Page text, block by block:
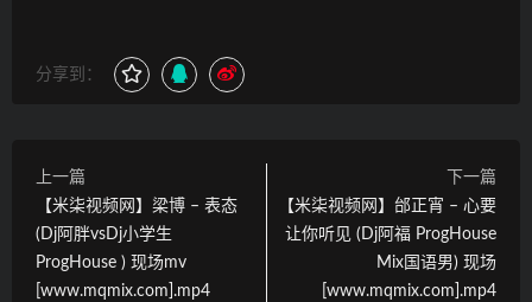
分享到：
上一篇
【米柒视频网】梁博 – 表态
(Dj阿胖vsDj小学生
ProgHouse ) 现场mv
[www.mqmix.com].mp4
下一篇
【米柒视频网】邰正宵 – 心要
让你听见 (Dj阿福 ProgHouse
Mix国语男) 现场
[www.mqmix.com].mp4